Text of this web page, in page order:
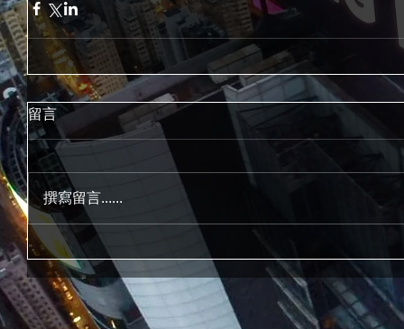
留言
撰寫留言......